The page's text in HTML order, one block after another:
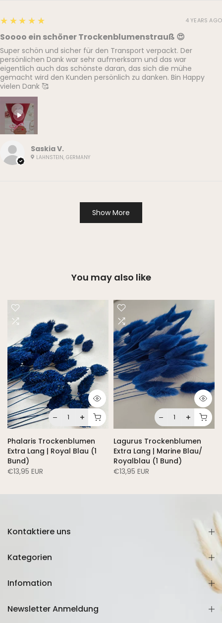
Saskia V.
LAHNSTEIN, GERMANY
5
★★★★★
Soooo ein schöner Trockenblumenstrauß 😍
Super schön und sicher für den Transport verpackt. Der
persönlichen Dank war sehr aufmerksam und das war
eigentlich auch das schönste daran, das sich die mühe
gemacht wird den Kunden persönlich zu danken. Bin Happy
vielen Dank 🥰
4 YEARS AGO
Show More
You may also like
Phalaris Trockenblumen
Extra Lang | Royal Blau (1
Bund)
€13,95 EUR
Lagurus Trockenblumen
Extra Lang | Marine Blau/
Royalblau (1 Bund)
€13,95 EUR
Kontaktiere uns
Kategorien
Infomation
Newsletter Anmeldung